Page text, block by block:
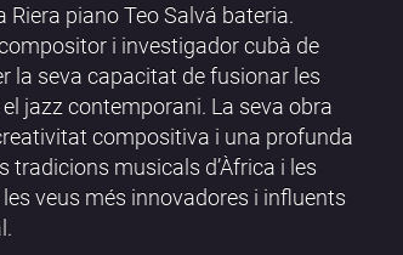
piano Teo Salvá bateria.
i investigador cubà de
la seva capacitat de fusionar les
jazz contemporani. La seva obra
compositiva i una profunda
tradicions musicals d’Àfrica i les
veus més innovadores i influents